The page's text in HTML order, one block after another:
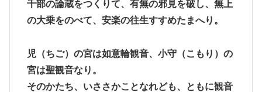
千部の論蔵をつくりて、有無の邪見を破し、無上
の大乗をのべて、安楽の往生すすめたまへり。
児（ちご）の宮は如意輪観音、小守（こもり）の
宮は聖観音なり。
そのかたち、いささかことなれども、ともに観音